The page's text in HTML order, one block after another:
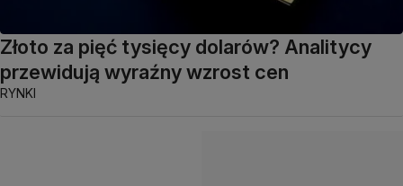
Złoto za pięć tysięcy dolarów? Analitycy
przewidują wyraźny wzrost cen
RYNKI